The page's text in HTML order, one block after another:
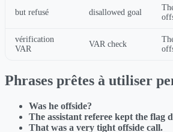
but refusé disallowed goal
vérification
VAR
VAR check
Phrases prêtes à utiliser
Was he offside?
The assistant referee kept the flag
That was a very tight offside call.